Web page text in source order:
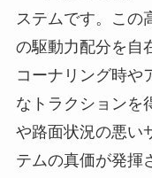
ステムです。この
の駆動力配分を自
コーナリング時や
なトラクションを
や路面状況の悪い
テムの真価が発揮